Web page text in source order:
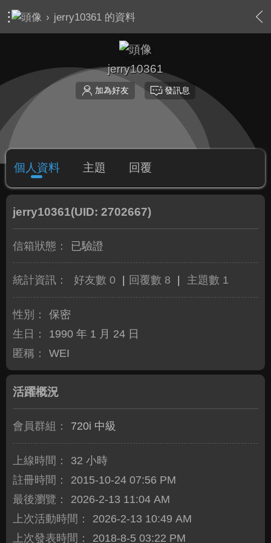
› jerry10361 的資料
jerry10361
加為好友 發訊息
個人資料 主題 回覆
jerry10361(UID: 2702667)
信箱狀態： 已驗證
統計資訊： 好友數 0 回覆數 8 主題數 1
性別：
保密
生日：
1990 年 1 月 24 日
匿稱：
WEI
活躍概況
會員群組： 720i 中級
上線時間：
32 小時
註冊時間：
2015-10-24 07:56 PM
最後瀏覽：
2026-2-13 11:04 AM
上次活動時間：
2026-2-13 10:49 AM
上次發表時間：
2018-8-5 03:22 PM